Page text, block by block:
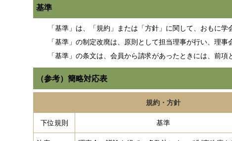
基準
「基準」は、「規約」または「方針」に関して、おもに
「基準」の制定改廃は、原則として担当理事が行い、理
「基準」の条文は、会員から請求があったときには、前項
（参考）簡略対応表
規約・方針
下位規則 基準